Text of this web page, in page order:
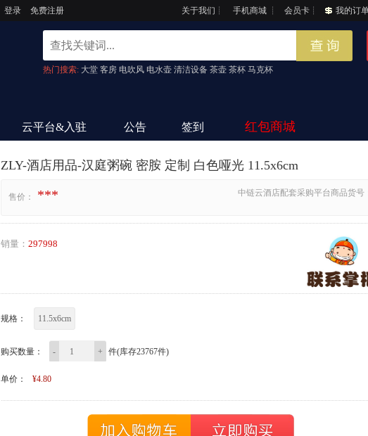
登录 免费注册 关于我们 ┊ 手机商城 ┊ 会员卡 ┊ 我的订
热门搜索: 大堂 客房 电吹风 电水壶 清洁设备 茶壶 茶杯 马克杯
云平台&入驻 公告 签到 红包商城
ZLY-酒店用品-汉庭粥碗 密胺 定制 白色哑光 11.5x6cm
售价： *** 中链云酒店配套采购平台商品货号
销量： 297998
规格： 11.5x6cm
购买数量： - + 件(库存23767件)
单价： ¥4.80